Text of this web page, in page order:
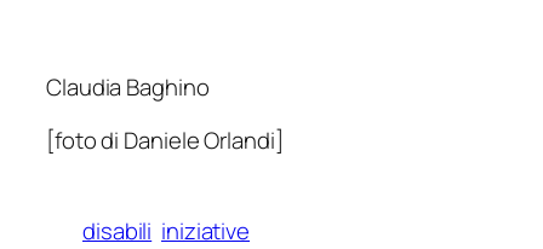
Claudia Baghino
[foto di Daniele Orlandi]
disabili iniziative